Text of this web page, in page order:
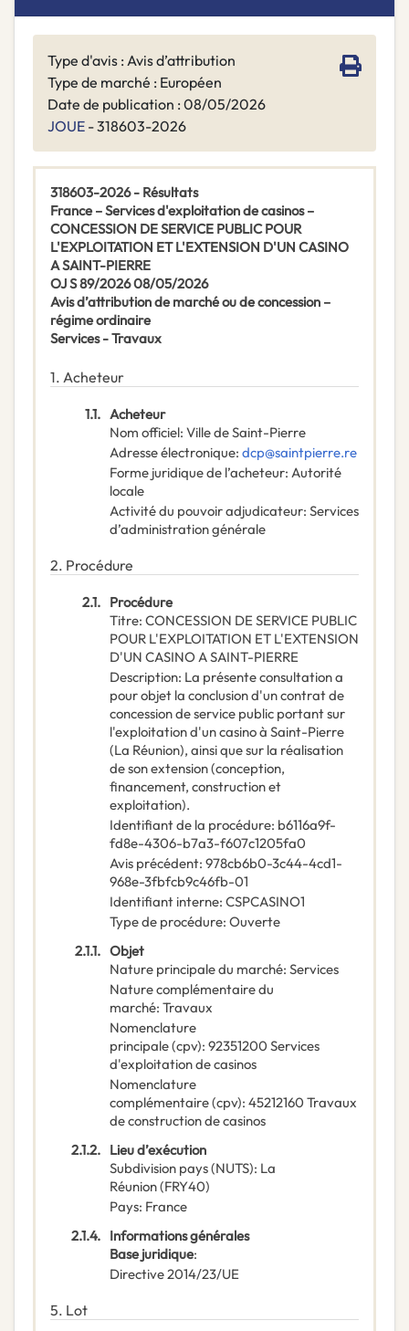
Type d'avis : Avis d’attribution
Type de marché : Européen
Date de publication : 08/05/2026
JOUE - 318603-2026
318603-2026 - Résultats
France – Services d'exploitation de casinos –
CONCESSION DE SERVICE PUBLIC POUR
L'EXPLOITATION ET L'EXTENSION D'UN CASINO
A SAINT-PIERRE
OJ S 89/2026 08/05/2026
Avis d’attribution de marché ou de concession –
régime ordinaire
Services -Travaux
1. Acheteur
1.1. Acheteur
Nom officiel: Ville de Saint-Pierre
Adresse électronique: dcp@saintpierre.re
Forme juridique de l’acheteur: Autorité
locale
Activité du pouvoir adjudicateur: Services
d’administration générale
2. Procédure
2.1. Procédure
Titre: CONCESSION DE SERVICE PUBLIC
POUR L'EXPLOITATION ET L'EXTENSION
D'UN CASINO A SAINT-PIERRE
Description: La présente consultation a
pour objet la conclusion d'un contrat de
concession de service public portant sur
l'exploitation d'un casino à Saint-Pierre
(La Réunion), ainsi que sur la réalisation
de son extension (conception,
financement, construction et
exploitation).
Identifiant de la procédure: b6116a9f-
fd8e-4306-b7a3-f607c1205fa0
Avis précédent: 978cb6b0-3c44-4cd1-
968e-3fbfcb9c46fb-01
Identifiant interne: CSPCASINO1
Type de procédure: Ouverte
2.1.1. Objet
Nature principale du marché: Services
Nature complémentaire du
marché: Travaux
Nomenclature
principale(cpv): 92351200 Services
d'exploitation de casinos
Nomenclature
complémentaire(cpv): 45212160 Travaux
de construction de casinos
2.1.2. Lieu d’exécution
Subdivision pays (NUTS): La
Réunion(FRY40)
Pays: France
2.1.4. Informations générales
Base juridique:
Directive 2014/23/UE
5. Lot